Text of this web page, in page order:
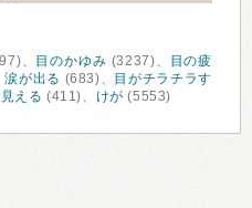
、 目のかゆみ (3237)、
目の疲
涙が出る (683)、
目がチラチラす
える (411)、 けが (5553)